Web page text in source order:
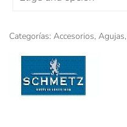
Categorías: Accesorios, Agujas,